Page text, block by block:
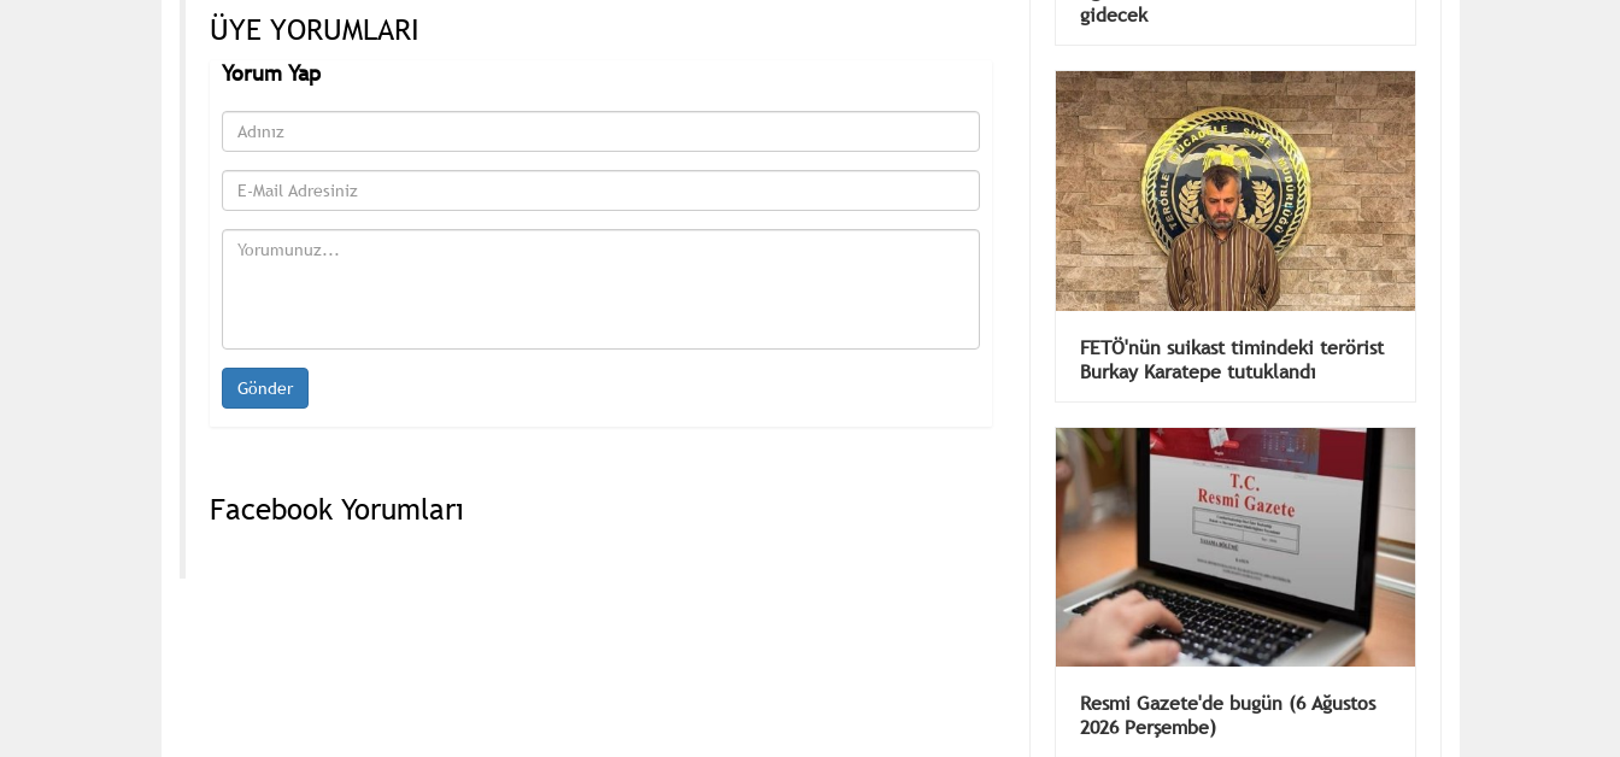
ÜYE YORUMLARI
Yorum Yap
Facebook Yorumları
Ağustos'ta Suudi Arabistan'a
FETÖ'nün suikast timindeki terörist
Resmi Gazete'de bugün (6 Ağustos